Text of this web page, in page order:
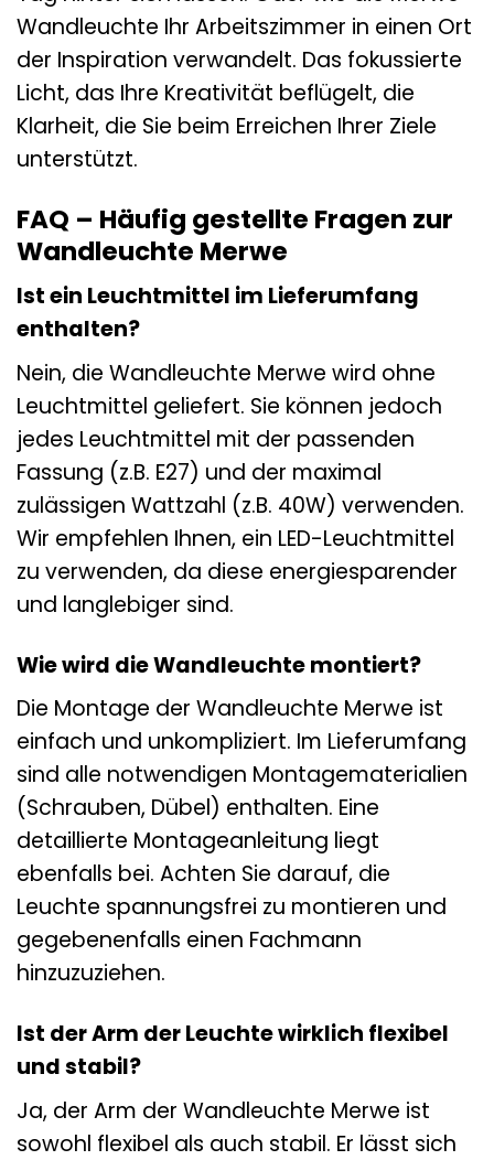
Wandleuchte Ihr Arbeitszimmer in einen Ort
der Inspiration verwandelt. Das fokussierte
Licht, das Ihre Kreativität beflügelt, die
Klarheit, die Sie beim Erreichen Ihrer Ziele
unterstützt.
FAQ – Häufig gestellte Fragen zur
Wandleuchte Merwe
Ist ein Leuchtmittel im Lieferumfang
enthalten?
Nein, die Wandleuchte Merwe wird ohne
Leuchtmittel geliefert. Sie können jedoch
jedes Leuchtmittel mit der passenden
Fassung (z.B. E27) und der maximal
zulässigen Wattzahl (z.B. 40W) verwenden.
Wir empfehlen Ihnen, ein LED-Leuchtmittel
zu verwenden, da diese energiesparender
und langlebiger sind.
Wie wird die Wandleuchte montiert?
Die Montage der Wandleuchte Merwe ist
einfach und unkompliziert. Im Lieferumfang
sind alle notwendigen Montagematerialien
(Schrauben, Dübel) enthalten. Eine
detaillierte Montageanleitung liegt
ebenfalls bei. Achten Sie darauf, die
Leuchte spannungsfrei zu montieren und
gegebenenfalls einen Fachmann
hinzuzuziehen.
Ist der Arm der Leuchte wirklich flexibel
und stabil?
Ja, der Arm der Wandleuchte Merwe ist
sowohl flexibel als auch stabil. Er lässt sich